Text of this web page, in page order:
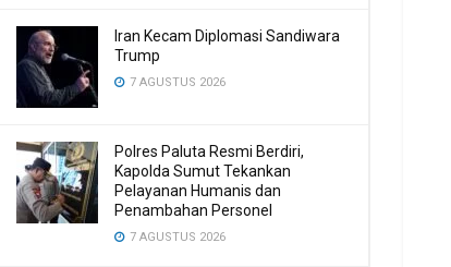
Iran Kecam Diplomasi Sandiwara
Trump
7 AGUSTUS 2026
Polres Paluta Resmi Berdiri,
Kapolda Sumut Tekankan
Pelayanan Humanis dan
Penambahan Personel
7 AGUSTUS 2026